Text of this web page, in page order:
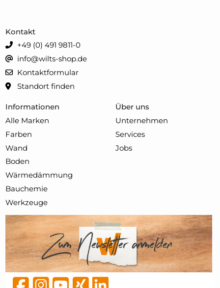
Informationen
Alle Marken
Farben
Wand
Boden
Wärmedämmung
Bauchemie
Werkzeuge
Über uns
Unternehmen
Services
Jobs
Kontakt
+49 (0) 491 9811-0
info@wilts-shop.de
Kontaktformular
Standort finden